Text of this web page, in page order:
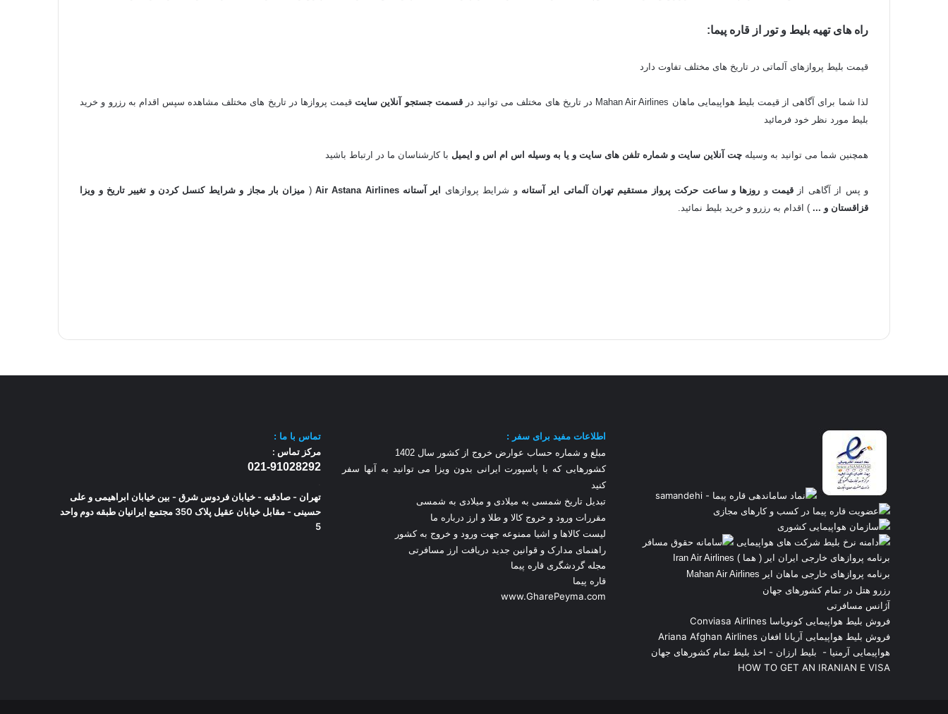
راه های تهیه بلیط و تور از قاره پیما:
قیمت بلیط پروازهای آلماتی در تاریخ های مختلف تفاوت دارد
لذا شما برای آگاهی از قیمت بلیط هواپیمایی ماهان Mahan Air Airlines در تاریخ های مختلف می توانید در قسمت جستجو آنلاین سایتقیمت پروازها در تاریخ های مختلف مشاهده سپس اقدام به رزرو و خرید
بلیط مورد نظر خود فرمائید
همچنین شما می توانید به وسیلهچت آنلاین سایت و شماره تلفن های سایت و یا به وسیله اس ام اس و ایمیل با کارشناسان ما در ارتباط باشید
و پس از آگاهی از قیمتو روزها و ساعت حرکت پرواز مستقیم تهران آلماتی ایر آستانه و شرایط پروازهای ایر آستانه Air Astana Airlines ( میزان بار مجاز و شرایط کنسل کردن و تغییر تاریخ و ویزا
قزاقستان و ... ) اقدام به رزرو و خرید بلیط نمائید.
برنامه پروازهای خارجی ایران ایر ( هما ) Iran Air Airlines
برنامه پروازهای خارجی ماهان ایر Mahan Air Airlines
رزرو هتل در تمام کشورهای جهان
آژانس مسافرتی
فروش بلیط هواپیمایی کونویاسا Conviasa Airlines
فروش بلیط هواپیمایی آریانا افغان Ariana Afghan Airlines
هواپیمایی آرمنیا - بلیط ارزان - اخذ بلیط تمام کشورهای جهان
HOW TO GET AN IRANIAN E VISA
اطلاعات مفید برای سفر :
مبلغ و شماره حساب عوارض خروج از کشور سال 1402
کشورهایی که با پاسپورت ایرانی بدون ویزا می توانید به آنها سفر
کنید
تبدیل تاریخ شمسی به میلادی و میلادی به شمسی
مقررات ورود و خروج کالا و طلا و ارز درباره ما
لیست کالاها و اشیا ممنوعه جهت ورود و خروج به کشور
راهنمای مدارک و قوانین جدید دریافت ارز مسافرتی
مجله گردشگری قاره پیما
قاره پیما
www.GharePeyma.com
تماس با ما :
مرکز تماس :
021-91028292
تهران - صادقیه - خیابان فردوس شرق - بین خیابان ابراهیمی و علی
حسینی - مقابل خیابان عقیل پلاک 350 مجتمع ایرانیان طبقه دوم واحد
5